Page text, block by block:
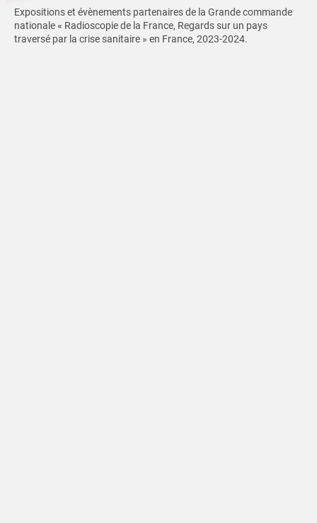
Expositions et évènements partenaires de la Grande commande
nationale « Radioscopie de la France, Regards sur un pays
traversé par la crise sanitaire » en France, 2023-2024.